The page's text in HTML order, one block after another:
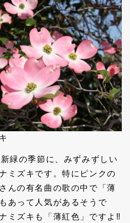
緑の季節に、みずみずしい
ミズキです。特にピンクの
んの有名曲の歌の中で「薄
あって人気があるそうで
ミズキも「薄紅色」ですよ‼